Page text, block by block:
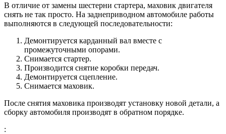
В отличие от замены шестерни стартера, маховик двигателя
снять не так просто. На заднеприводном автомобиле работы
выполняются в следующей последовательности:
Демонтируется карданный вал вместе с
промежуточными опорами.
Снимается стартер.
Производится снятие коробки передач.
Демонтируется сцепление.
Снимается маховик.
После снятия маховика производят установку новой детали, а
сборку автомобиля производят в обратном порядке.
: